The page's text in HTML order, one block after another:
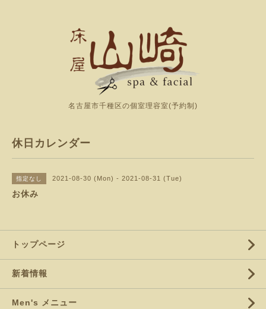
名古屋市千種区の個室理容室(予約制)
休日カレンダー
指定なし 2021-08-30 (Mon) - 2021-08-31 (Tue)
お休み
トップページ
新着情報
Men's メニュー